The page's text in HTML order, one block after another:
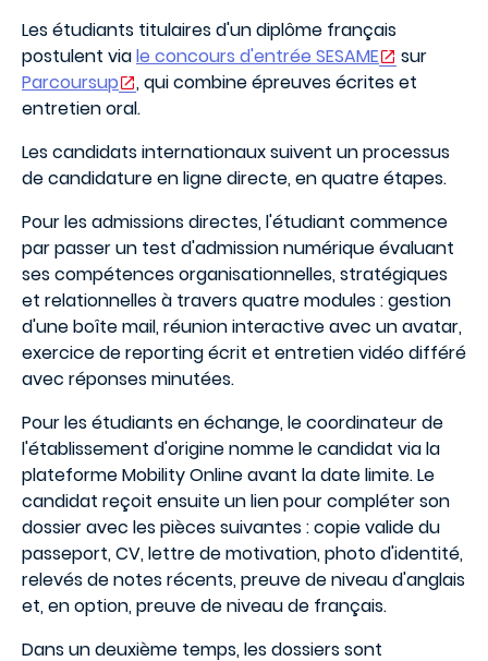
Les étudiants titulaires d'un diplôme français
postulent viale concours d'entrée SESAME
sur
Parcoursup
, qui combine épreuves écrites et
entretien oral.
Les candidats internationaux suivent un processus
de candidature en ligne directe, en quatre étapes.
Pour les admissions directes, l'étudiant commence
par passer un test d'admission numérique évaluant
ses compétences organisationnelles, stratégiques
et relationnelles à travers quatre modules : gestion
d'une boîte mail, réunion interactive avec un avatar,
exercice de reporting écrit et entretien vidéo différé
avec réponses minutées.
Pour les étudiants en échange, le coordinateur de
l'établissement d'origine nomme le candidat via la
plateforme Mobility Online avant la date limite. Le
candidat reçoit ensuite un lien pour compléter son
dossier avec les pièces suivantes : copie valide du
passeport, CV, lettre de motivation, photo d'identité,
relevés de notes récents, preuve de niveau d'anglais
et, en option, preuve de niveau de français.
Dans un deuxième temps, les dossiers sont